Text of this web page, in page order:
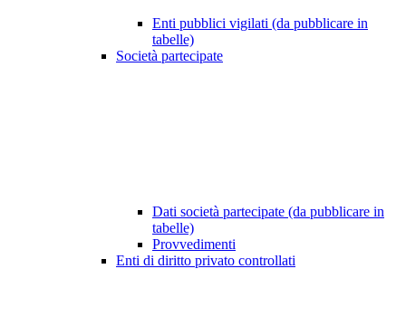
Enti pubblici vigilati (da pubblicare in
tabelle)
Società partecipate
Dati società partecipate (da pubblicare in
tabelle)
Provvedimenti
Enti di diritto privato controllati